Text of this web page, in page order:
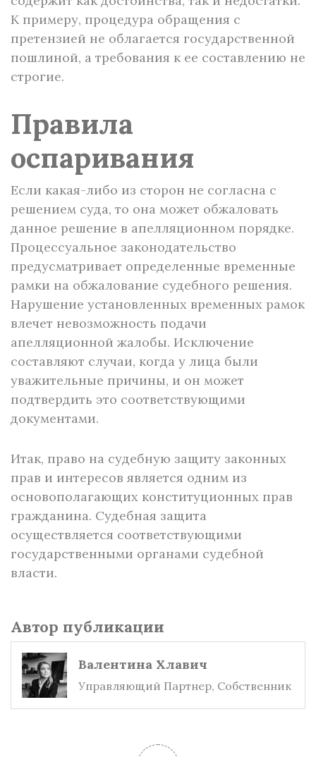
К примеру, процедура обращения с
претензией не облагается государственной
пошлиной, а требования к ее составлению не
строгие.
Правила
оспаривания
Если какая-либо из сторон не согласна с
решением суда, то она может обжаловать
данное решение в апелляционном порядке.
Процессуальное законодательство
предусматривает определенные временные
рамки на обжалование судебного решения.
Нарушение установленных временных рамок
влечет невозможность подачи
апелляционной жалобы. Исключение
составляют случаи, когда у лица были
уважительные причины, и он может
подтвердить это соответствующими
документами.
Итак, право на судебную защиту законных
прав и интересов является одним из
основополагающих конституционных прав
гражданина. Судебная защита
осуществляется соответствующими
государственными органами судебной
власти.
Автор публикации
Валентина Хлавич
Управляющий Партнер, Собственник